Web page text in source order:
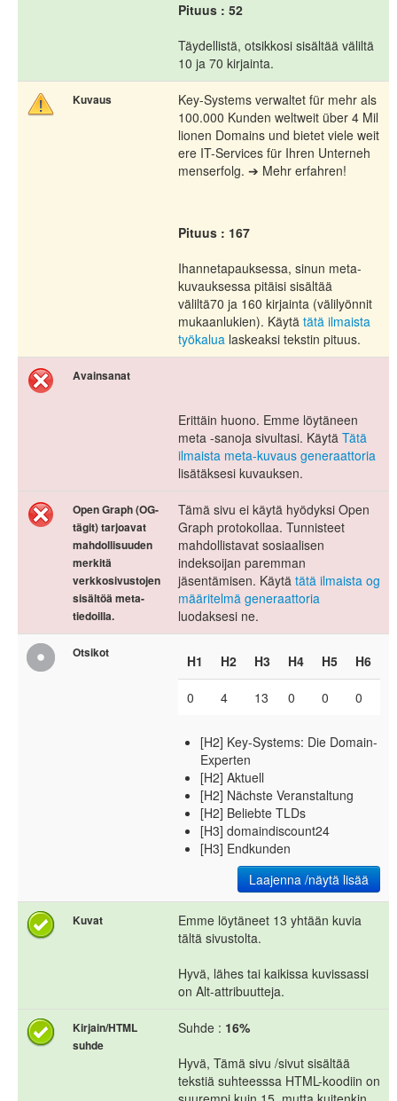
Pituus : 52
Täydellistä, otsikkosi sisältää väliltä
10 ja 70 kirjainta.
Kuvaus
Key-Systems verwaltet für mehr als
100.000 Kunden weltweit über 4 Mil
lionen Domains und bietet viele weit
ere IT-Services für Ihren Unterneh
menserfolg. ➔ Mehr erfahren!
Pituus : 167
Ihannetapauksessa, sinun meta-
kuvauksessa pitäisi sisältää
väliltä70 ja 160 kirjainta (välilyönnit
mukaanlukien). Käytä tätä ilmaista
työkalua laskeaksi tekstin pituus.
Avainsanat
Erittäin huono. Emme löytäneen
meta -sanoja sivultasi. Käytä Tätä
ilmaista meta-kuvaus generaattoria
lisätäksesi kuvauksen.
Open Graph (OG-
tägit) tarjoavat
mahdollisuuden
merkitä
verkkosivustojen
sisältöä meta-
tiedoilla.
Tämä sivu ei käytä hyödyksi Open
Graph protokollaa. Tunnisteet
mahdollistavat sosiaalisen
indeksoijan paremman
jäsentämisen. Käytä tätä ilmaista og
määritelmä generaattoria
luodaksesi ne.
Otsikot H1 H2 H3 H4 H5 H6
0 4 13 0 0 0
[H2] Key-Systems: Die Domain-
Experten
[H2] Aktuell
[H2] Nächste Veranstaltung
[H2] Beliebte TLDs
[H3] domaindiscount24
[H3] Endkunden
Laajenna /näytä lisää
Kuvat
Emme löytäneet 13 yhtään kuvia
tältä sivustolta.
Hyvä, lähes tai kaikissa kuvissassi
on Alt-attribuutteja.
Kirjain/HTML
suhde
Suhde : 16%
Hyvä, Tämä sivu /sivut sisältää
tekstiä suhteesssa HTML-koodiin on